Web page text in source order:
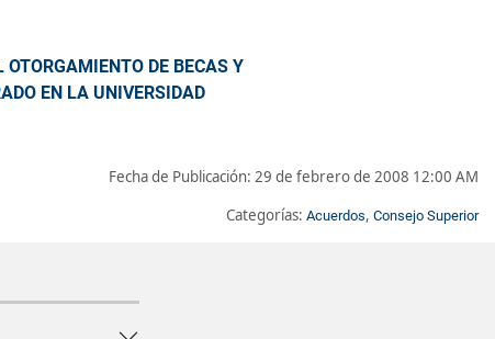
DE BECAS Y
EN LA UNIVERSIDAD
Fecha de Publicación: 29 de febrero de 2008 12:00 AM
Categorías: Acuerdos, Consejo Superior